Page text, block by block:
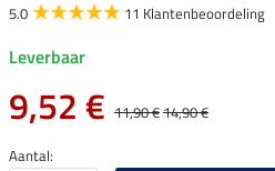
5.0 11 Klantenbeoordeling
Leverbaar
9,52 € 11,90 €14,90 €
Aantal: